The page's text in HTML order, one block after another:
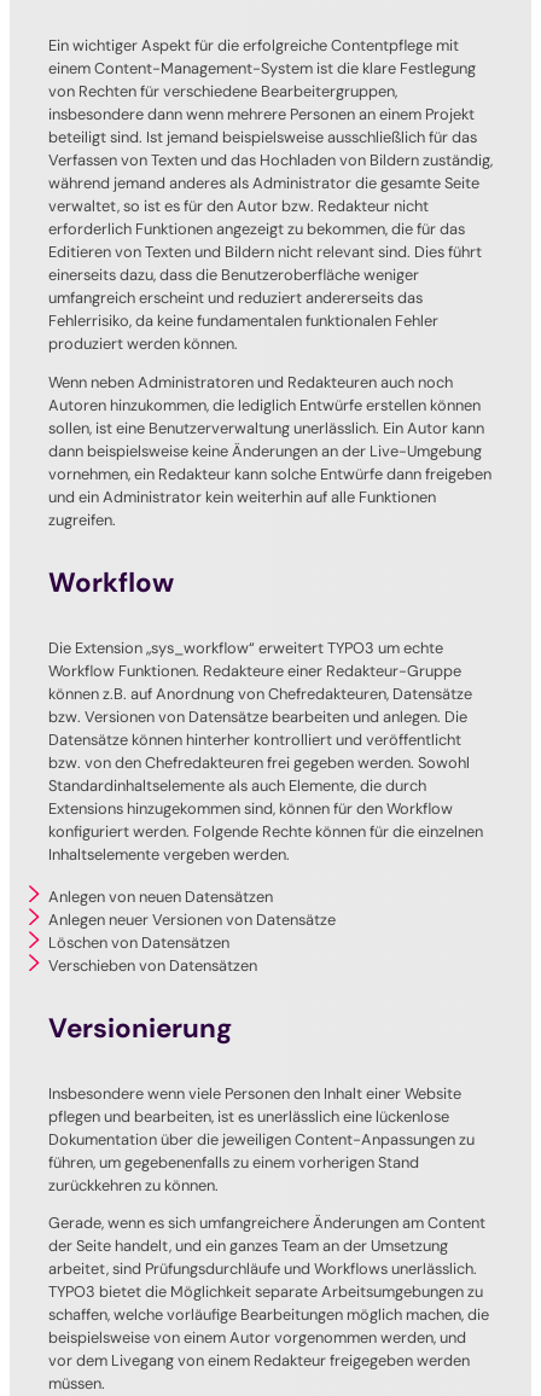
Ein wichtiger Aspekt für die erfolgreiche Contentpflege mit
einem Content-Management-System ist die klare Festlegung
von Rechten für verschiedene Bearbeitergruppen,
insbesondere dann wenn mehrere Personen an einem Projekt
beteiligt sind. Ist jemand beispielsweise ausschließlich für das
Verfassen von Texten und das Hochladen von Bildern zuständig,
während jemand anderes als Administrator die gesamte Seite
verwaltet, so ist es für den Autor bzw. Redakteur nicht
erforderlich Funktionen angezeigt zu bekommen, die für das
Editieren von Texten und Bildern nicht relevant sind. Dies führt
einerseits dazu, dass die Benutzeroberfläche weniger
umfangreich erscheint und reduziert andererseits das
Fehlerrisiko, da keine fundamentalen funktionalen Fehler
produziert werden können.
Wenn neben Administratoren und Redakteuren auch noch
Autoren hinzukommen, die lediglich Entwürfe erstellen können
sollen, ist eine Benutzerverwaltung unerlässlich. Ein Autor kann
dann beispielsweise keine Änderungen an der Live-Umgebung
vornehmen, ein Redakteur kann solche Entwürfe dann freigeben
und ein Administrator kein weiterhin auf alle Funktionen
zugreifen.
Workflow
Die Extension „sys_workflow“ erweitert TYPO3 um echte
Workflow Funktionen. Redakteure einer Redakteur-Gruppe
können z.B. auf Anordnung von Chefredakteuren, Datensätze
bzw. Versionen von Datensätze bearbeiten und anlegen. Die
Datensätze können hinterher kontrolliert und veröffentlicht
bzw. von den Chefredakteuren frei gegeben werden. Sowohl
Standardinhaltselemente als auch Elemente, die durch
Extensions hinzugekommen sind, können für den Workflow
konfiguriert werden. Folgende Rechte können für die einzelnen
Inhaltselemente vergeben werden.
Anlegen von neuen Datensätzen
Anlegen neuer Versionen von Datensätze
Löschen von Datensätzen
Verschieben von Datensätzen
Versionierung
Insbesondere wenn viele Personen den Inhalt einer Website
pflegen und bearbeiten, ist es unerlässlich eine lückenlose
Dokumentation über die jeweiligen Content-Anpassungen zu
führen, um gegebenenfalls zu einem vorherigen Stand
zurückkehren zu können.
Gerade, wenn es sich umfangreichere Änderungen am Content
der Seite handelt, und ein ganzes Team an der Umsetzung
arbeitet, sind Prüfungsdurchläufe und Workflows unerlässlich.
TYPO3 bietet die Möglichkeit separate Arbeitsumgebungen zu
schaffen, welche vorläufige Bearbeitungen möglich machen, die
beispielsweise von einem Autor vorgenommen werden, und
vor dem Livegang von einem Redakteur freigegeben werden
müssen.